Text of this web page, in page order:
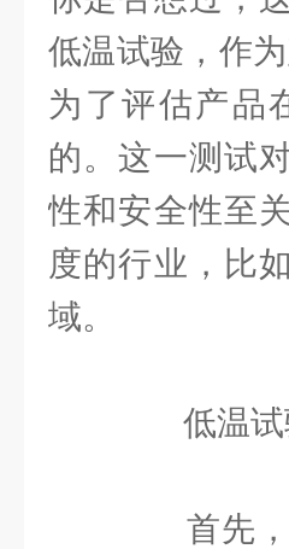
低温试验，作
为了评估产品
的。这一测试
性和安全性至
度的行业，比
域。
低温试
首先，